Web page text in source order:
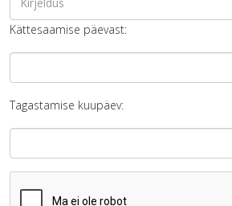
Kättesaamise päevast:
Tagastamise kuupäev: